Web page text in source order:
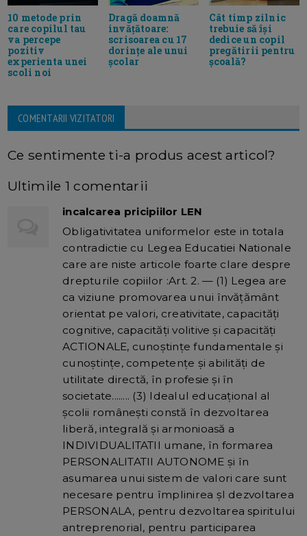
10 metode prin
care copilul tau
va percepe
pozitiv
experienta unei
scoli noi
Dragă doamnă
invățătoare:
scrisoarea cu 17
dorințe ale unui
școlar
Cât timp zilnic
trebuie să își
dedice un copil
pregătirii pentru
școală?
COMENTARII VIZITATORI
Ce sentimente ti-a produs acest articol?
Ultimile 1 comentarii
incalcarea pricipiilor LEN
Obligativitatea uniformelor este in totala
contradictie cu Legea Educatiei Nationale
care are niste articole foarte clare despre
drepturile copiilor :Art. 2. — (1) Legea are
ca viziune promovarea unui învățământ
orientat pe valori, creativitate, capacități
cognitive, capacități volitive și capacități
ACTIONALE, cunoștințe fundamentale și
cunoștințe, competențe și abilități de
utilitate directă, în profesie și în
societate........ (3) Idealul educațional al
școlii românești constă în dezvoltarea
liberă, integrală și armonioasă a
INDIVIDUALITATII umane, în formarea
PERSONALITATII AUTONOME și în
asumarea unui sistem de valori care sunt
necesare pentru împlinirea șI dezvoltarea
PERSONALA, pentru dezvoltarea spiritului
antreprenorial, pentru participarea